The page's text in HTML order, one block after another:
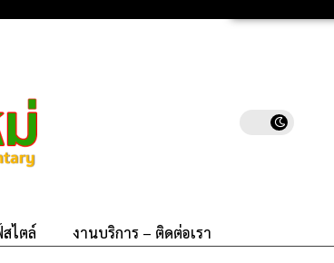
ไตล์ งานบริการ – ติดต่อเรา